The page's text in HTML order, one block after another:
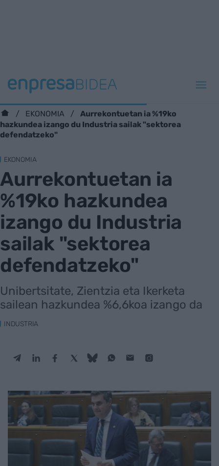
EKONOMIA
Aurrekontuetan ia %19ko
hazkundea izango du Industria sailak "sektorea
defendatzeko"
EKONOMIA
Aurrekontuetan ia
%19ko hazkundea
izango du Industria
sailak "sektorea
defendatzeko"
Unibertsitate, Zientzia eta Ikerketa
sailean hazkundea %6,6koa izango da
INDUSTRIA